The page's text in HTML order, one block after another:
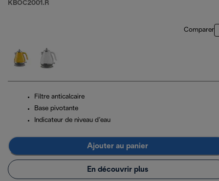
KBOC2001.R
Comparer
Filtre anticalcaire
Base pivotante
Indicateur de niveau d’eau
Ajouter au panier
En découvrir plus